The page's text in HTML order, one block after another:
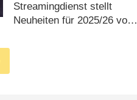
Pastewka-Engelke-Serie,
mehr „LOL“, Gipfelsturm
Streamingdienst stellt
Neuheiten für 2025/​26 vor